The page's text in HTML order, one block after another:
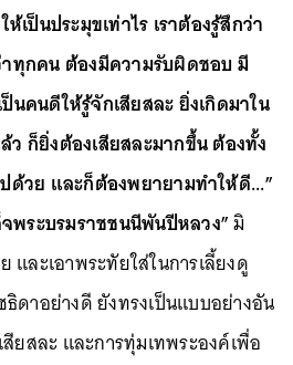
เป็นประมุขเท่าไร เราต้องรู้สึกว่า
ทุกคน ต้องมีความรับผิดชอบ มี
นคนดีให้รู้จักเสียสละ ยิ่งเกิดมาใน
ก็ยิ่งต้องเสียสละมากขึ้น ต้องทั้ง
ด้วย และก็ต้องพยายามทำให้ดี...”
จพระบรมราชชนนีพันปีหลวง”มิ
และเอาพระทัยใส่ในการเลี้ยงดู
ธิดาอย่างดี ยังทรงเป็นแบบอย่างอัน
สียสละ และการทุ่มเทพระองค์เพื่อ